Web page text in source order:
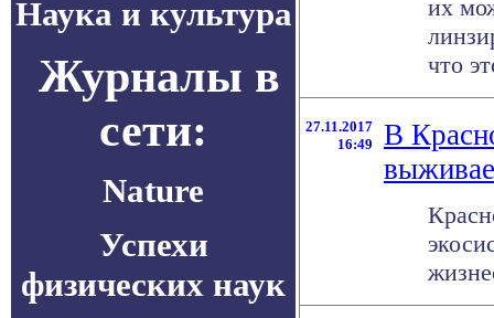
Наука и культура
Журналы в
сети:
Nature
Успехи
физических наук
их
что
27.11.2017
16:49
В